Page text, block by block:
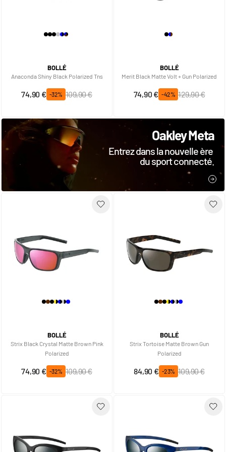
BOLLÉ
Anaconda Shiny Black Polarized Tns
Prix spécial
74,90 € -32%
Prix normal
109,90 €
BOLLÉ
Merit Black Matte Volt + Gun Polarized
Prix spécial
74,90 € -42%
Prix normal
129,90 €
Oakley Meta
Entrez dans la nouvelle ère
du sport connecté.
JE
BOLLÉ
Strix Black Crystal Matte Brown Pink
Polarized
Prix spécial
74,90 € -32%
Prix normal
109,90 €
BOLLÉ
Strix Tortoise Matte Brown Gun
Polarized
Prix spécial
84,90 € -23%
Prix normal
109,90 €